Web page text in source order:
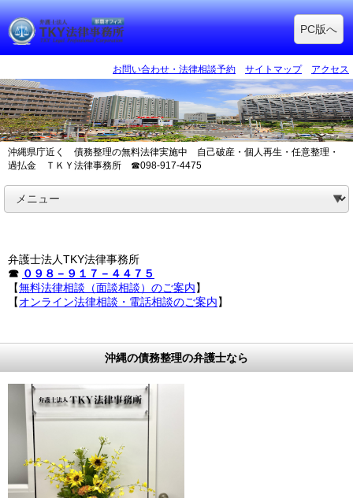
PC版へ
お問い合わせ・法律相談予約 サイトマップ アクセス
沖縄県庁近く 債務整理の無料法律実施中 自己破産・個人再生・任意整理・
過払金 ＴＫＹ法律事務所 ☎098-917-4475
弁護士法人TKY法律事務所
☎ ０９８－９１７－４４７５
【無料法律相談（面談相談）のご案内】
【オンライン法律相談・電話相談のご案内】
沖縄の債務整理の弁護士なら